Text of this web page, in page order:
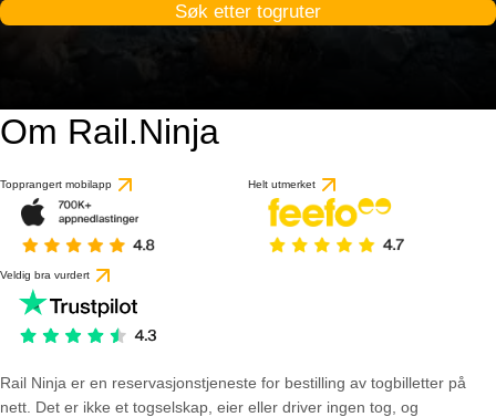
Søk etter togruter
Om Rail.Ninja
Topprangert mobilapp Helt utmerket
Veldig bra vurdert
Rail Ninja er en reservasjons­tjeneste for bestilling av togbilletter på
nett. Det er ikke et togselskap, eier eller driver ingen tog, og